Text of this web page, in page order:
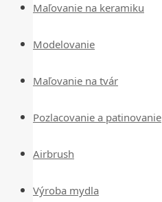
Maľovanie na keramiku
Modelovanie
Maľovanie na tvár
Pozlacovanie a patinovanie
Airbrush
Výroba mydla